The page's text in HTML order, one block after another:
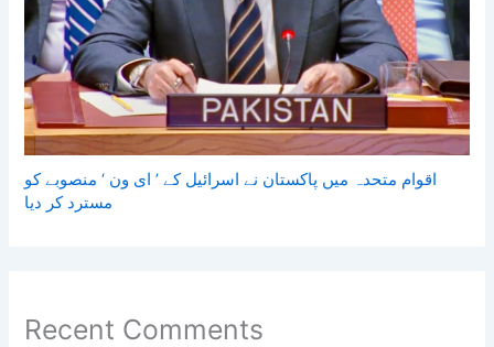
اقوام متحدہ میں پاکستان نے اسرائیل کے ’ ای ون ‘ منصوبے کو
مسترد کر دیا
Recent Comments